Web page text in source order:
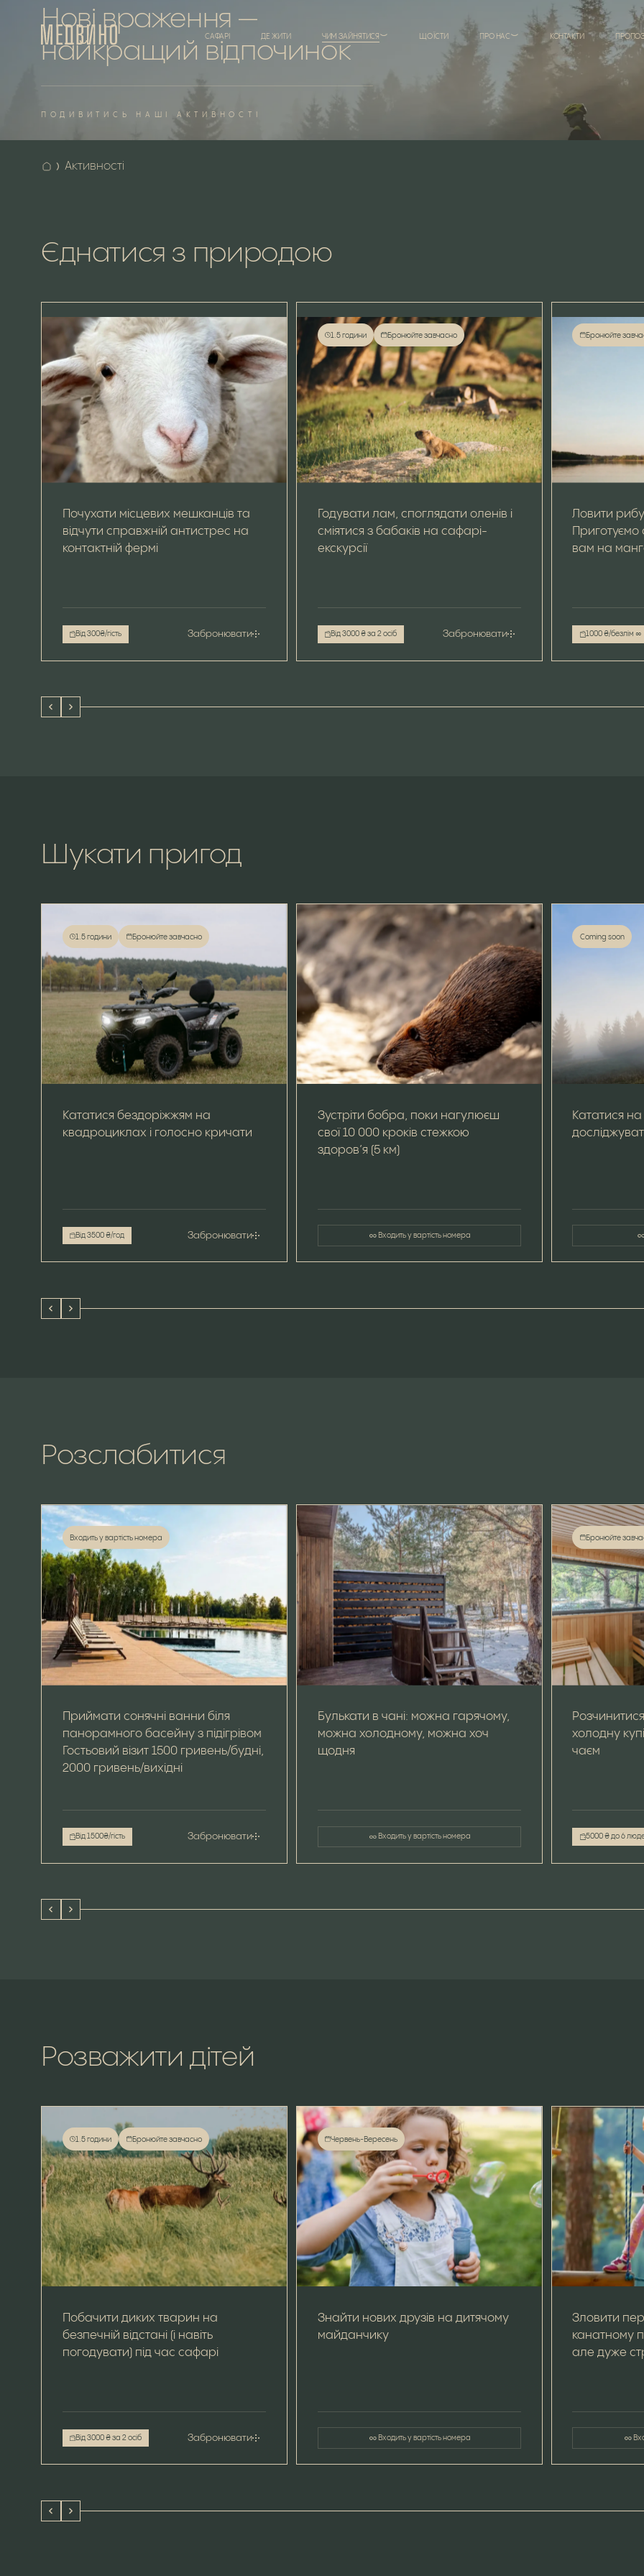
САФАРІ ДЕ ЖИТИ ЧИМ ЗАЙНЯТИСЯ ЩО ЇСТИ ПРО НАС КОНТАКТИ
Нові враження —
найкращий відпочинок
ПОДИВИТИСЬ НАШІ АКТИВНОСТІ
Активності
Єднатися з природою
Почухати місцевих мешканців та
відчути справжній антистрес на
контактній фермі
Від 300₴/гість Забронювати
1.5 години Бронюйте завчасно
Годувати лам, споглядати оленів і
сміятися з бабаків на сафарі-
екскурсії
Від 3000 ₴ за 2 осіб Забронювати
Бронюйте
Ловити
Приготуємо
вам на
1000 ₴/безлім ∞
Шукати пригод
1.5 години Бронюйте завчасно
Кататися бездоріжжям на
квадроциклах і голосно кричати
Від 3500 ₴/год Забронювати
Зустріти бобра, поки нагулюєш
свої 10 000 кроків стежкою
здоров’я (5 км)
Входить у вартість номера
Coming soon
Кататися
Розслабитися
Входить у вартість номера
Приймати сонячні ванни біля
панорамного басейну з підігрівом
Гостьовий візит 1500 гривень/будні,
2000 гривень/вихідні
Від 1500₴/гість Забронювати
Булькати в чані: можна гарячому,
можна холодному, можна хоч
щодня
Входить у вартість номера
Бронюйте
холодну
чаєм
5000 ₴ до 6
Розважити дітей
1.5 години Бронюйте завчасно
Побачити диких тварин на
безпечній відстані (і навіть
погодувати) під час сафарі
Від 3000 ₴ за 2 осіб Забронювати
Червень-Вересень
Знайти нових друзів на дитячому
майданчику
Входить у вартість номера
Зловити
канатному
але дуже